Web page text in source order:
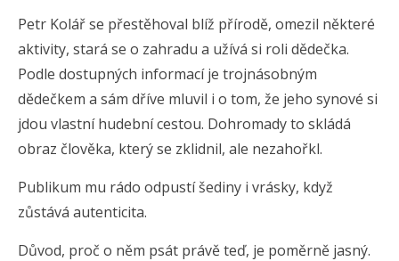
Petr Kolář se přestěhoval blíž přírodě, omezil některé
aktivity, stará se o zahradu a užívá si roli dědečka.
Podle dostupných informací je trojnásobným
dědečkem a sám dříve mluvil i o tom, že jeho synové si
jdou vlastní hudební cestou. Dohromady to skládá
obraz člověka, který se zklidnil, ale nezahořkl.
Publikum mu rádo odpustí šediny i vrásky, když
zůstává autenticita.
Důvod, proč o něm psát právě teď, je poměrně jasný.